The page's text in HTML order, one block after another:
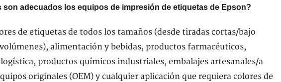
son adecuados los equipos de impresión de etiquetas de Epson?
de etiquetas de todos los tamaños (desde tiradas cortas/bajo
alimentación y bebidas, productos farmacéuticos,
productos químicos industriales, embalajes artesanales/a
originales (OEM) y cualquier aplicación que requiera colores de